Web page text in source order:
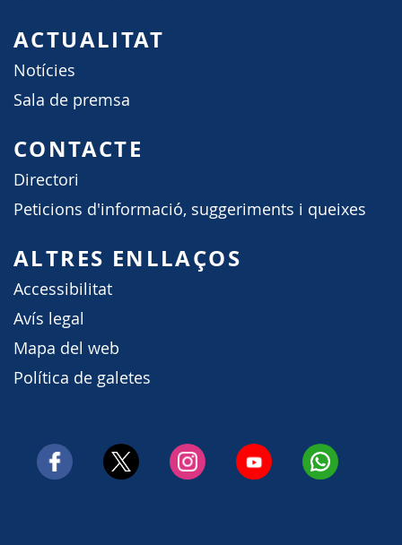
ACTUALITAT
Notícies
Sala de premsa
CONTACTE
Directori
Peticions d'informació, suggeriments i queixes
ALTRES ENLLAÇOS
Accessibilitat
Avís legal
Mapa del web
Política de galetes